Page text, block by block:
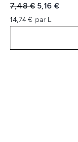
Prix de vente :
7,48 € Prix ​​actuel :
5,16 €
14,74 € par L